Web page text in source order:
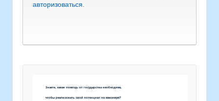
авторизоваться
Знаете, какая помощь от государства необходима,
чтобы реализовать свой потенциал на максимум?